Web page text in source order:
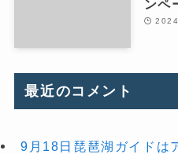
ンペ
2024
最近のコメント
9月18日琵琶湖ガイドは